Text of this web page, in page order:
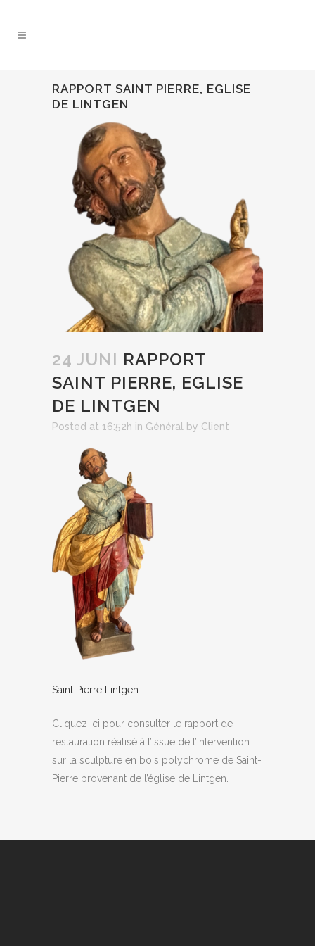
RAPPORT SAINT PIERRE, EGLISE
DE LINTGEN
24 JUNI RAPPORT
SAINT PIERRE, EGLISE
DE LINTGEN
Posted at 16:52h in Général by Client
Saint Pierre Lintgen
Cliquez ici pour consulter le rapport de
restauration réalisé à l’issue de l’intervention
sur la sculpture en bois polychrome de Saint-
Pierre provenant de l’église de Lintgen.